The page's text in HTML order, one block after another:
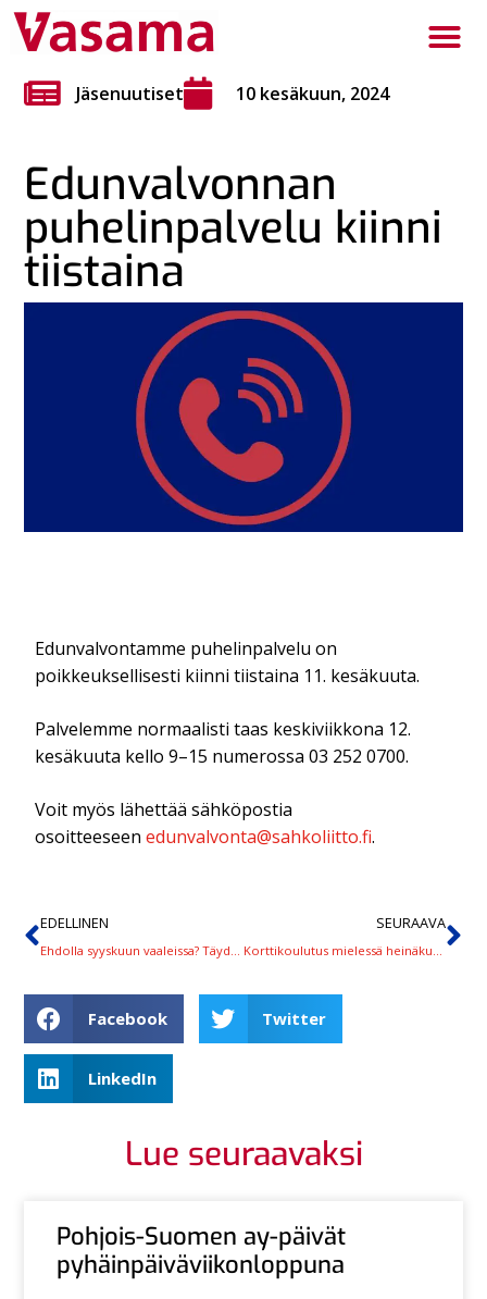
Jäsenuutiset 10 kesäkuun, 2024
Edunvalvonnan
puhelinpalvelu kiinni
tiistaina
Edunvalvontamme puhelinpalvelu on
poikkeuksellisesti kiinni tiistaina 11. kesäkuuta.
Palvelemme normaalisti taas keskiviikkona 12.
kesäkuuta kello 9–15 numerossa 03 252 0700.
Voit myös lähettää sähköpostia
osoitteeseenedunvalvonta@sahkoliitto.fi.
EDELLINEN SEURAAVA
Facebook Twitter
LinkedIn
Lue seuraavaksi
Pohjois-Suomen ay-päivät
pyhäinpäiväviikonloppuna